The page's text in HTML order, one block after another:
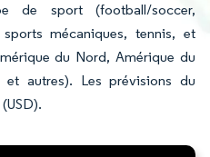
de sport (football/soccer,
mécaniques, tennis, et
du Nord, Amérique du
et autres). Les prévisions du